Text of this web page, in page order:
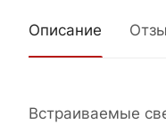
Описание
Встраиваемые